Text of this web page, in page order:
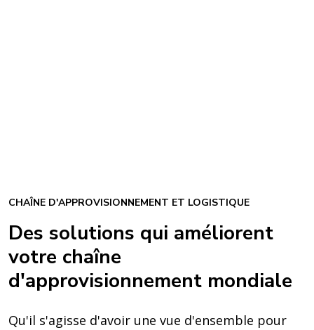
CHAÎNE D'APPROVISIONNEMENT ET LOGISTIQUE
Des solutions qui améliorent
votre chaîne
d'approvisionnement mondiale
Qu'il s'agisse d'avoir une vue d'ensemble pour